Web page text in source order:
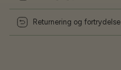
Returnering og fortrydelse